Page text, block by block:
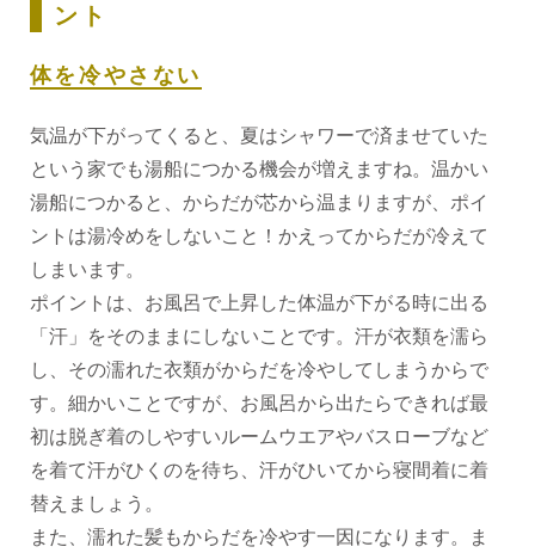
ント
体を冷やさない
気温が下がってくると、夏はシャワーで済ませていた
という家でも湯船につかる機会が増えますね。温かい
湯船につかると、からだが芯から温まりますが、ポイ
ントは湯冷めをしないこと！かえってからだが冷えて
しまいます。
ポイントは、お風呂で上昇した体温が下がる時に出る
「汗」をそのままにしないことです。汗が衣類を濡ら
し、その濡れた衣類がからだを冷やしてしまうからで
す。細かいことですが、お風呂から出たらできれば最
初は脱ぎ着のしやすいルームウエアやバスローブなど
を着て汗がひくのを待ち、汗がひいてから寝間着に着
替えましょう。
また、濡れた髪もからだを冷やす一因になります。ま